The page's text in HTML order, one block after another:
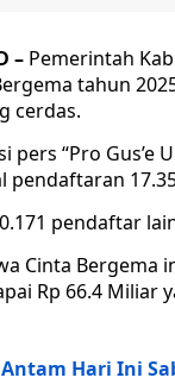
– Pemerintah
tahun
cerdas.
pers “Pro Gus’e
pendaftaran
pendaftar
Cinta Bergema
Rp 66.4 Miliar
Hari Ini